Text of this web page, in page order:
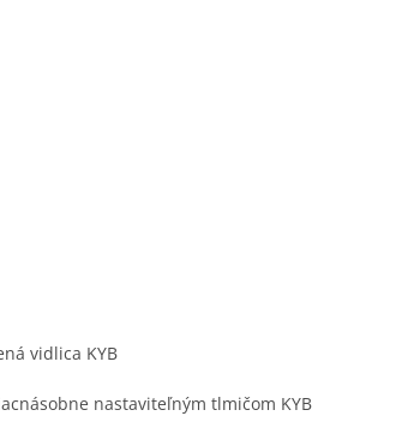
vidlica KYB
nastaviteľným tlmičom KYB